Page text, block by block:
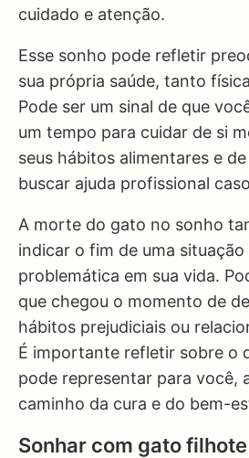
cuidado e atenção.
Esse sonho pode refletir
sua própria saúde, tanto
Pode ser um sinal de que
um tempo para cuidar de si
seus hábitos alimentares e
buscar ajuda profissional
A morte do gato no sonho
indicar o fim de uma
problemática em sua vida.
que chegou o momento de
hábitos prejudiciais ou
É importante refletir sobre o
pode representar para você,
caminho da cura e do bem-
Sonhar com gato